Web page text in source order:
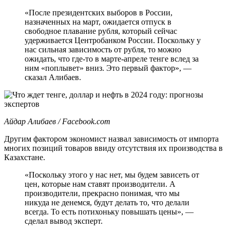
«После президентских выборов в России,
назначенных на март, ожидается отпуск в
свободное плавание рубля, который сейчас
удерживается Центробанком России. Поскольку у
нас сильная зависимость от рубля, то можно
ожидать, что где-то в марте-апреле тенге вслед за
ним «поплывет» вниз. Это первый фактор», —
сказал Алибаев.
Айдар Алибаев / Facebook.com
Другим фактором экономист назвал зависимость от импорта
многих позиций товаров ввиду отсутствия их производства в
Казахстане.
«Поскольку этого у нас нет, мы будем зависеть от
цен, которые нам ставят производители. А
производители, прекрасно понимая, что мы
никуда не денемся, будут делать то, что делали
всегда. То есть потихоньку повышать цены», —
сделал вывод эксперт.